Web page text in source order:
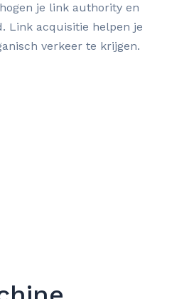
je link authority en
Link acquisitie helpen je
verkeer te krijgen.